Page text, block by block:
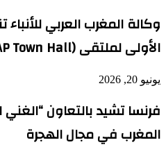
وكالة المغرب العربي
الأولى لملتقى (MAP Town Hall) بواشنطن
يونيو 20, 2026
فرنسا تشيد بالتعاون
المغرب في مجال الهجرة